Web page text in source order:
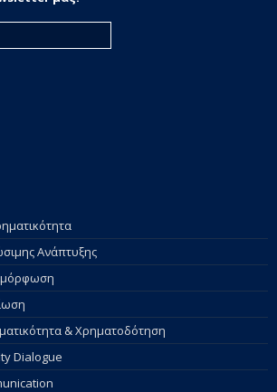
Ανάπτυξης
& Χρηματοδότηση
Dialogue